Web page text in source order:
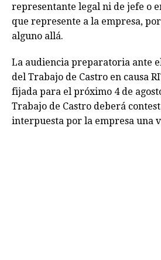
representante legal ni de jefe o
que represente a la empresa,
alguno allá.
La audiencia preparatoria ante
del Trabajo de Castro en causa
fijada para el próximo 4 de
Trabajo de Castro deberá
interpuesta por la empresa una